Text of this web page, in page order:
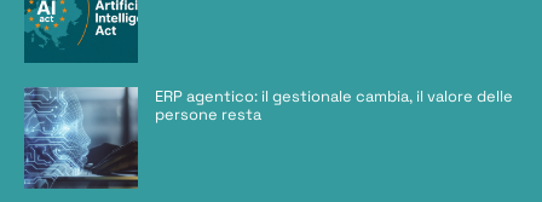
ERP agentico: il gestionale cambia, il valore delle
persone resta